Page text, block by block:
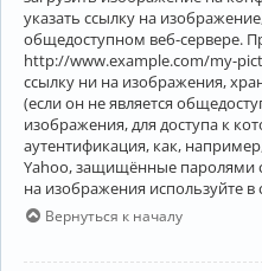
указать ссылку на
общедоступном веб-сервере.
http://www.example.com/my-
ссылку ни на изображения,
(если он не является
изображения, для доступа к
аутентификация, как,
Yahoo, защищённые паролями
на изображения используйте
Вернуться к началу